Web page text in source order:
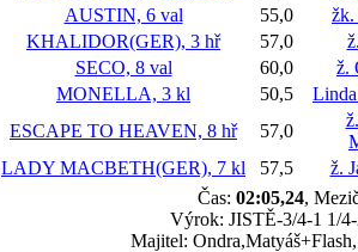
AUSTIN, 6 val 55,0
žk.
KHALIDOR(GER), 3 hř 57,0
SECO, 8 val 60,0
ž.
MONELLA, 3 kl 50,5
ESCAPE TO HEAVEN, 8 hř 57,0
LADY MACBETH(GER), 7 kl 57,5
ž.
Čas: 02:05,24,
Výrok: JISTĚ-3/4-1 1/
Majitel: